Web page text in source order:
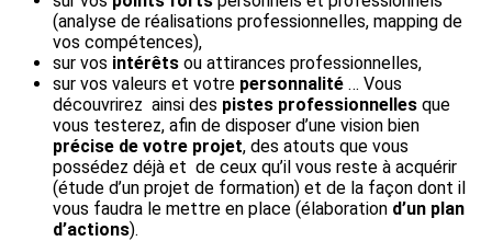
(analyse de réalisations professionnelles, mapping de
vos compétences),
sur vos intérêts ou attirances professionnelles,
sur vos valeurs et votre personnalité … Vous
découvrirez ainsi des pistes professionnelles que
vous testerez, afin de disposer d’une vision bien
précise de votre projet, des atouts que vous
possédez déjà et de ceux qu’il vous reste à acquérir
(étude d’un projet de formation) et de la façon dont il
vous faudra le mettre en place (élaboration d’un plan
d’actions).